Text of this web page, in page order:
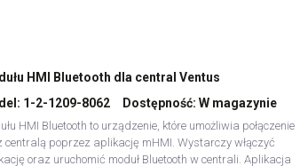
HMI Bluetooth dla central Ventus
1-2-1209-8062 Dostępność: W magazynie
HMI Bluetooth to urządzenie, które umożliwia połączenie
centralą poprzez aplikację mHMI. Wystarczy włączyć
oraz uruchomić moduł Bluetooth w centrali. Aplikacja